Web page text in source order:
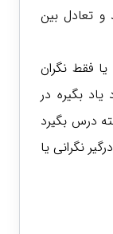
و تعادل بین
فقط نگران
بگیره در
درس بگیرد
نگرانی یا